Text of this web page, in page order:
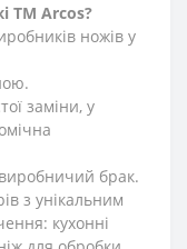
ТМ Arcos?
ножів у
заміни, у
виробничий брак.
з унікальним
кухонні